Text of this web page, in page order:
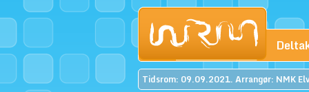
Tidsrom: 09.09.2021. Arrangør: NMK